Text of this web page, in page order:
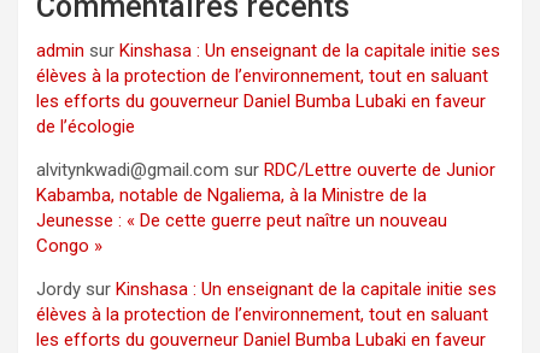
Commentaires récents
admin sur Kinshasa : Un enseignant de la capitale initie ses
élèves à la protection de l’environnement, tout en saluant
les efforts du gouverneur Daniel Bumba Lubaki en faveur
de l’écologie
alvitynkwadi@gmail.com sur RDC/Lettre ouverte de Junior
Kabamba, notable de Ngaliema, à la Ministre de la
Jeunesse : « De cette guerre peut naître un nouveau
Congo »
Jordy sur Kinshasa : Un enseignant de la capitale initie ses
élèves à la protection de l’environnement, tout en saluant
les efforts du gouverneur Daniel Bumba Lubaki en faveur